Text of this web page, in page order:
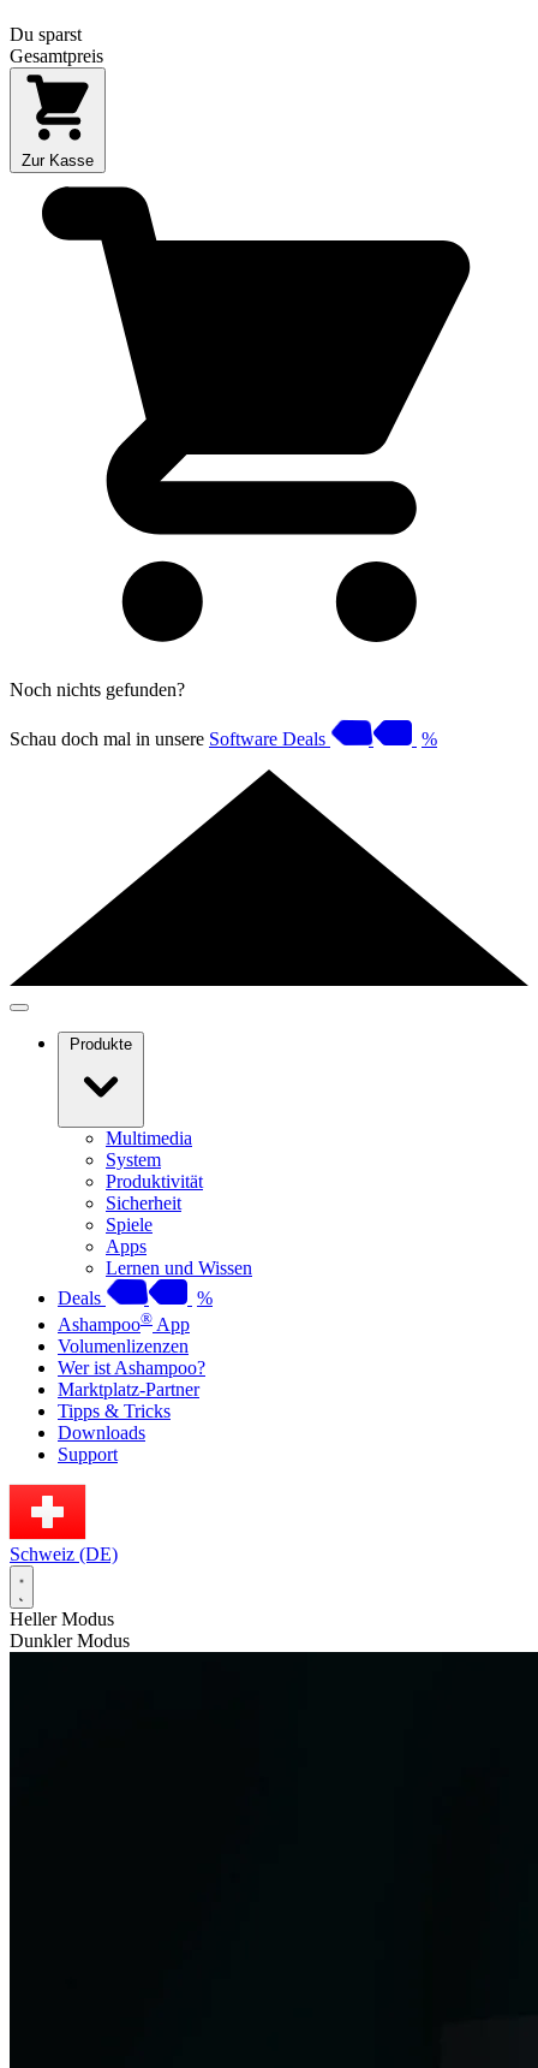
Du sparst
Gesamtpreis
Zur Kasse
Noch nichts gefunden?
Schau doch mal in unsere Software Deals %
Produkte
Multimedia
System
Produktivität
Sicherheit
Spiele
Apps
Lernen und Wissen
Deals
%
Ashampoo® App
Volumenlizenzen
Wer ist Ashampoo?
Marktplatz-Partner
Tipps & Tricks
Downloads
Support
Schweiz (DE)
Heller Modus
Dunkler Modus